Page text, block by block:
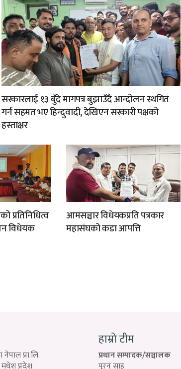
सरकारलाई १३ बुँदे मागपत्र बुझाउँदै आन्दोलन स्थगित
गर्न सहमत भए हिन्दुवादी, देखिएन सरकारी पक्षको
हस्ताक्षर
प्रतिनिधित्व
विधेयक
आमसञ्चार विधेयकप्रति पत्रकार
महासंघको कडा आपत्ति
प्रा.लि.
प्रदेश
हाम्रो टीम
प्रधान सम्पादक/सञ्चालक
पुरन साह